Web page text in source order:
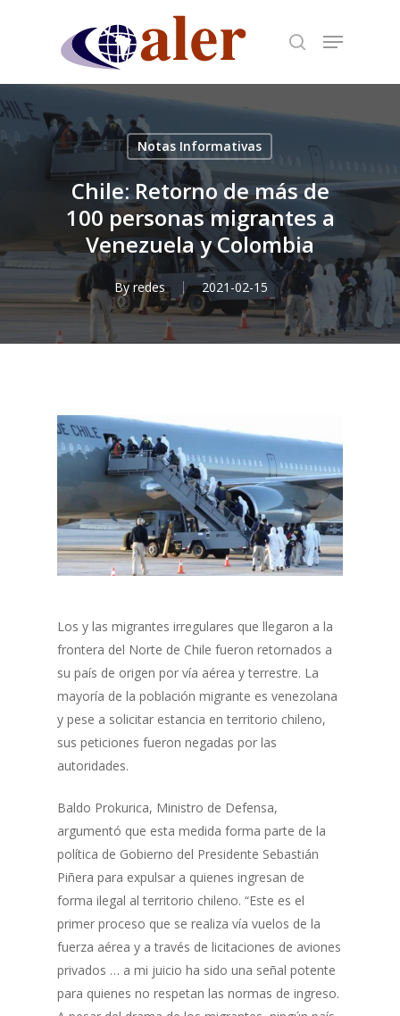
content
Notas Informativas
Chile: Retorno de más de
100 personas migrantes a
Venezuela y Colombia
By redes 2021-02-15
Los y las migrantes irregulares que llegaron a la
frontera del Norte de Chile fueron retornados a
su país de origen por vía aérea y terrestre. La
mayoría de la población migrante es venezolana
y pese a solicitar estancia en territorio chileno,
sus peticiones fueron negadas por las
autoridades.
Baldo Prokurica, Ministro de Defensa,
argumentó que esta medida forma parte de la
política de Gobierno del Presidente Sebastián
Piñera para expulsar a quienes ingresan de
forma ilegal al territorio chileno. “Este es el
primer proceso que se realiza vía vuelos de la
fuerza aérea y a través de licitaciones de aviones
privados … a mi juicio ha sido una señal potente
para quienes no respetan las normas de ingreso.